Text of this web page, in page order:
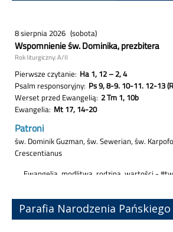
Parafia Narodzenia Pańskiego